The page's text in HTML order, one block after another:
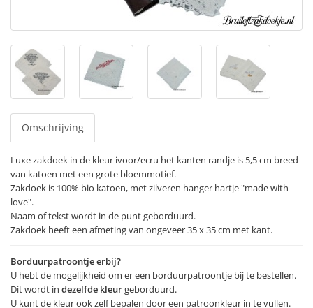
Omschrijving
Luxe zakdoek in de kleur ivoor/ecru het kanten randje is 5,5 cm breed
van katoen met een grote bloemmotief.
Zakdoek is 100% bio katoen, met zilveren hanger hartje "made with
love".
Naam of tekst wordt in de punt geborduurd.
Zakdoek heeft een afmeting van ongeveer 35 x 35 cm met kant.
Borduurpatroontje erbij?
U hebt de mogelijkheid om er een borduurpatroontje bij te bestellen.
Dit wordt in dezelfde kleurgeborduurd.
U kunt de kleur ook zelf bepalen door een patroonkleur in te vullen.